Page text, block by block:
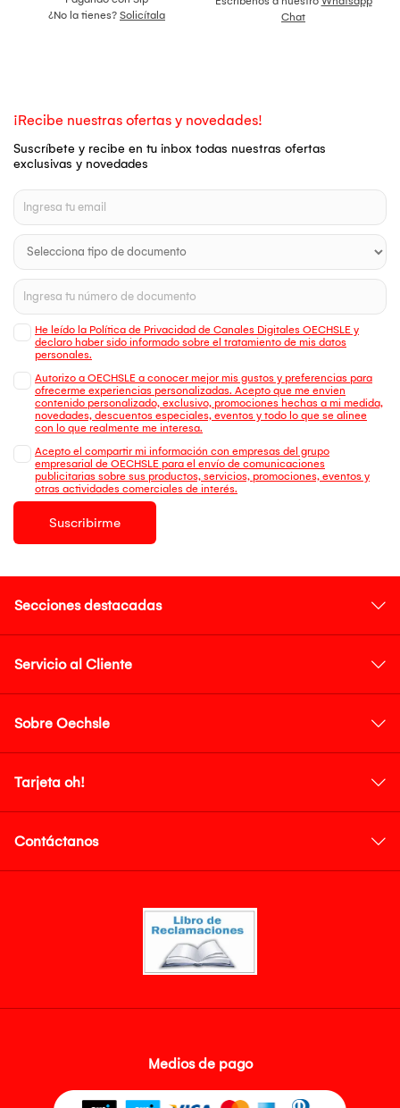
¿No la tienes? Solicítala
Chat
¡Recibe nuestras ofertas y novedades!
Suscríbete y recibe en tu inbox todas nuestras ofertas
exclusivas y novedades
He leído la Política de Privacidad de Canales Digitales OECHSLE y
declaro haber sido informado sobre el tratamiento de mis datos
personales.
Autorizo a OECHSLE a conocer mejor mis gustos y preferencias para
ofrecerme experiencias personalizadas. Acepto que me envien
contenido personalizado, exclusivo, promociones hechas a mi medida,
novedades, descuentos especiales, eventos y todo lo que se alinee
con lo que realmente me interesa.
Acepto el compartir mi información con empresas del grupo
empresarial de OECHSLE para el envío de comunicaciones
publicitarias sobre sus productos, servicios, promociones, eventos y
otras actividades comerciales de interés.
Suscribirme
Secciones destacadas
Servicio al Cliente
Sobre Oechsle
Tarjeta oh!
Contáctanos
Medios de pago